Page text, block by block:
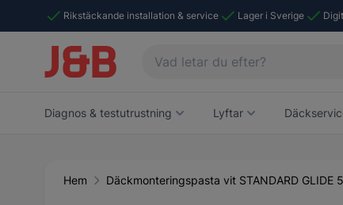
Rikstäckande installation & service Lager i Sverige
Diagnos & testutrustning Lyftar
Hem Däckmonteringspasta vit STANDARD GLIDE